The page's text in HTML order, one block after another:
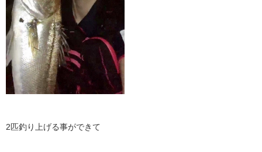
2匹釣り上げる事ができて